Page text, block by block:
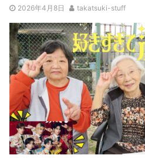
2026年4月8日 takatsuki-stuff